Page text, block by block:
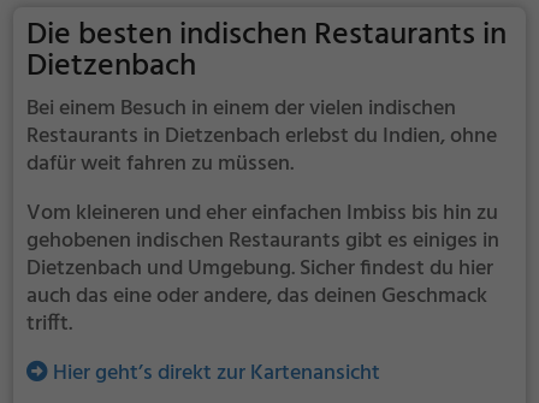
Die besten indischen Restaurants in
Dietzenbach
Bei einem Besuch in einem der vielen indischen
Restaurants in Dietzenbach erlebst du Indien, ohne
dafür weit fahren zu müssen.
Vom kleineren und eher einfachen Imbiss bis hin zu
gehobenen indischen Restaurants gibt es einiges in
Dietzenbach und Umgebung. Sicher findest du hier
auch das eine oder andere, das deinen Geschmack
trifft.
Hier geht’s direkt zur Kartenansicht